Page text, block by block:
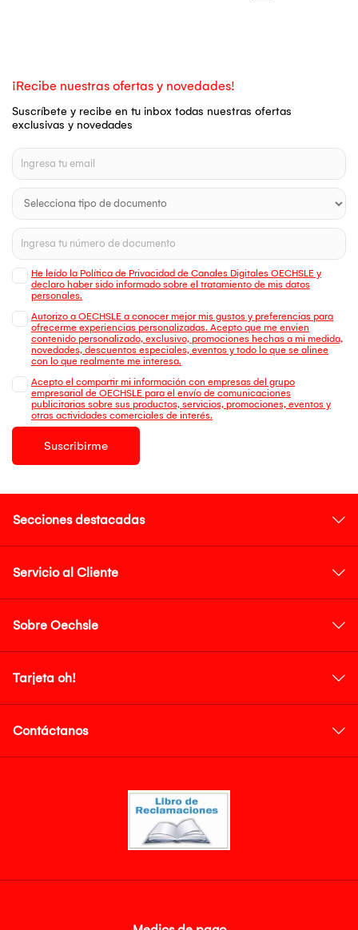
¡Recibe nuestras ofertas y novedades!
Suscríbete y recibe en tu inbox todas nuestras ofertas
exclusivas y novedades
He leído la Política de Privacidad de Canales Digitales OECHSLE y
declaro haber sido informado sobre el tratamiento de mis datos
personales.
Autorizo a OECHSLE a conocer mejor mis gustos y preferencias para
ofrecerme experiencias personalizadas. Acepto que me envien
contenido personalizado, exclusivo, promociones hechas a mi medida,
novedades, descuentos especiales, eventos y todo lo que se alinee
con lo que realmente me interesa.
Acepto el compartir mi información con empresas del grupo
empresarial de OECHSLE para el envío de comunicaciones
publicitarias sobre sus productos, servicios, promociones, eventos y
otras actividades comerciales de interés.
Suscribirme
Secciones destacadas
Servicio al Cliente
Sobre Oechsle
Tarjeta oh!
Contáctanos